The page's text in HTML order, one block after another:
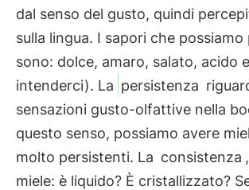
dal senso del gusto, quindi
sulla lingua. I sapori che
sono: dolce, amaro, salato, acido
intenderci). La persistenza
sensazioni gusto-olfattive nella
questo senso, possiamo avere
molto persistenti. La consistenza
miele: è liquido? È cristallizzato?